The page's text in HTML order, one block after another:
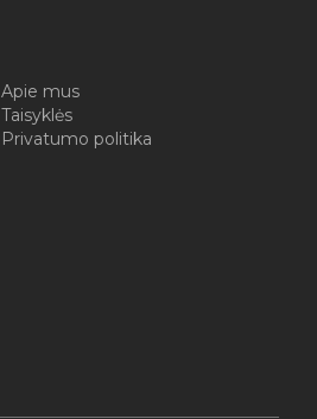
Apie mus
Taisyklės
Privatumo politika